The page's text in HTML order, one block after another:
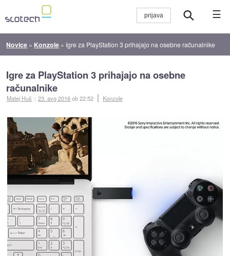
☰
Novice » Konzole » Igre za PlayStation 3 prihajajo na osebne računalnike
Igre za PlayStation 3 prihajajo na osebne
računalnike
Matej Huš ::23. avg 2016ob 22:52 Konzole